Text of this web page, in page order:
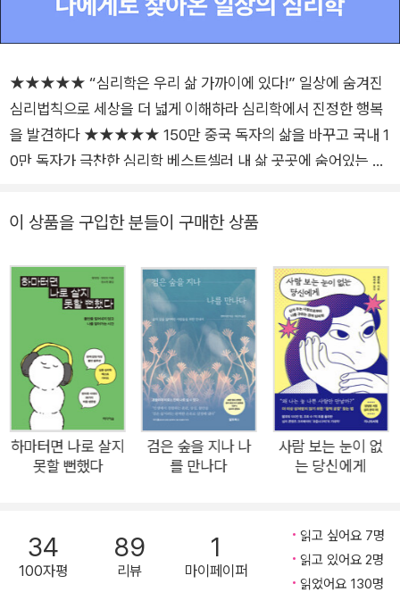
★★★★★ “심리학은 우리 삶 가까이에 있다!” 일상에 숨겨진
심리법칙으로 세상을 더 넓게 이해하라 심리학에서 진정한 행복
을 발견하다 ★★★★★ 150만 중국 독자의 삶을 바꾸고 국내 1
0만 독자가 극찬한 심리학 베스트셀러 내 삶 곳곳에 숨어있는 심
면? 아프리카에는 야생말 다리에 붙어 피를 빨아먹는 박쥐가 산
데 놀라운 사실은 박쥐가 빨아먹는 피의 양은 미미해 자신보다 몸
집이 거대한 말의 건강에 심각한 영향을 줄 수 없다는 것이다. 말
을 죽음으로 몰아넣은 원인은 분노다. 아무리 발버둥을 쳐도 떼어
낼 수 없는 위치에 붙어 피를 빠는 박쥐를 향한 분노가 말을 죽음
으로 몰아넣는다. 이렇게 실제 일어난 일보다는 그와 관련된 심리
반응이 결과의 중요 원인이 되는 경우가 많다는 사실이 점점 밝혀
지고 있다. 이 같은 이유로 심리학은 현대에 이르러 재조명을 받
았다. 심리학의 쓸모를 최대한 살린 『심리학을 만나 행복해졌다』
는 중국에서 출간되자마자 수많은 독자의 관심을 끌어 150만 부
장 주목할 만한 75가지를 정리했다. 자신의 한계를 뛰어넘어 성
취를 이루는 방법부터 행복을 위한 심리법칙까지 살아가는 데 꼭
이 상품을 구입한 분들이 구매한 상품
하마터면 나로 살지
못할 뻔했다
검은 숲을 지나 나
를 만나다
사람 보는 눈이 없
는 당신에게
34
100자평
89
리뷰
1
마이페이퍼
읽고 싶어요 7명
읽고 있어요 2명
읽었어요 130명